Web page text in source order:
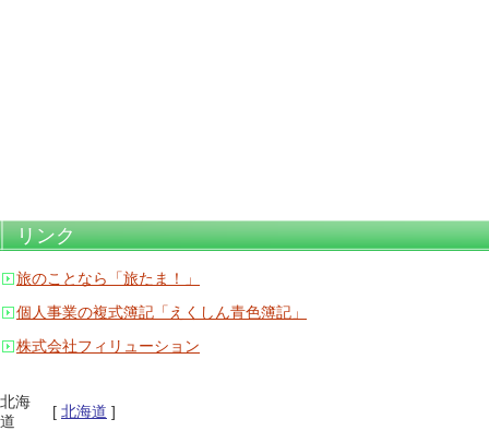
リンク
旅のことなら「旅たま！」
個人事業の複式簿記「えくしん青色簿記」
株式会社フィリューション
北海
道
[ 北海道 ]